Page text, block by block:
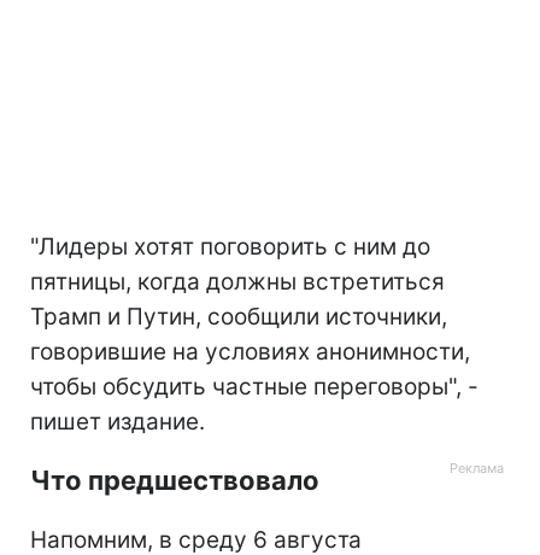
"Лидеры хотят поговорить с ним до
пятницы, когда должны встретиться
Трамп и Путин, сообщили источники,
говорившие на условиях анонимности,
чтобы обсудить частные переговоры", -
пишет издание.
Что предшествовало
Напомним, в среду 6 августа